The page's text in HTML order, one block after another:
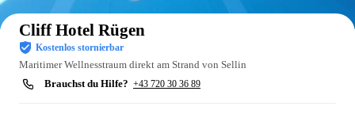
Cliff Hotel Rügen
Kostenlos stornierbar
Maritimer Wellnesstraum direkt am Strand von Sellin
Brauchst du Hilfe? +43 720 30 36 89